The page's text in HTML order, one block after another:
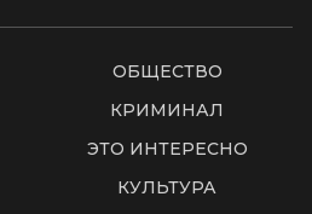
ОБЩЕСТВО
КРИМИНАЛ
ЭТО ИНТЕРЕСНО
КУЛЬТУРА